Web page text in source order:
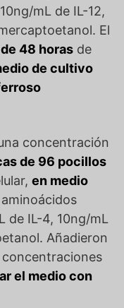
mL de IL-12,
El
48 horas de
de cultivo
concentración
de 96 pocillos
en medio
de IL-4, 10ng/mL
Añadieron
concentraciones
el medio con